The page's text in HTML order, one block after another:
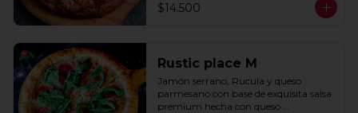
$14.500
Rustic place M
Jamón serrano, Rucula y queso
parmesano con base de exquisita salsa
premium hecha con queso